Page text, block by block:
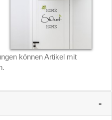
können Artikel mit